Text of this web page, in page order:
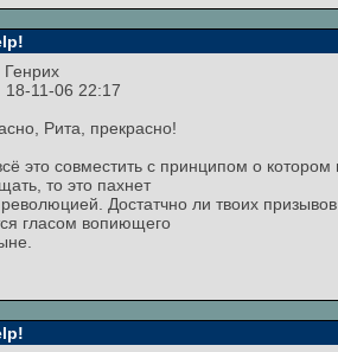
Генрих
11-06 22:17
Рита, прекрасно!
это совместить с принципом о
то это пахнет
Достатчно ли твоих
гласом вопиющего